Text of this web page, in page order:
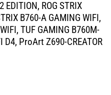
EDITION, ROG STRIX
B760-A GAMING WIFI,
TUF GAMING B760M-
D4, ProArt Z690-CREATOR